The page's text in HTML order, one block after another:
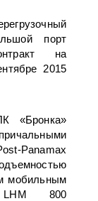
порт
на
2015
«Бронка»
Panamax
мобильным
LHM 800